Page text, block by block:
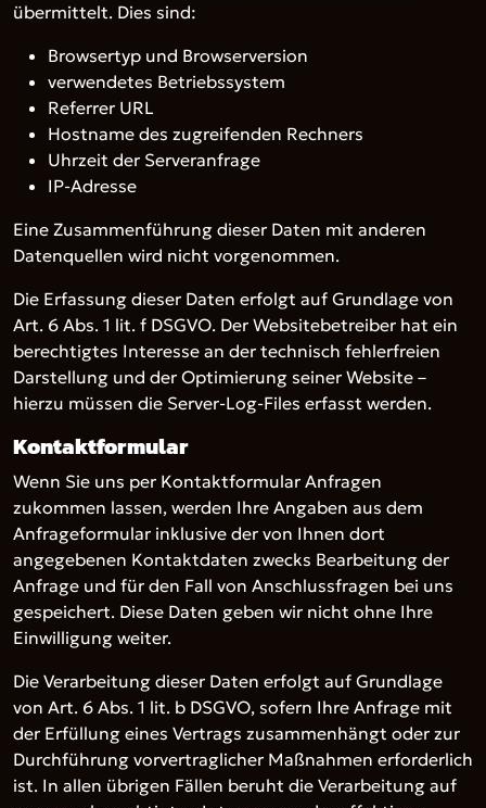
übermittelt. Dies sind:
Browsertyp und Browserversion
verwendetes Betriebssystem
Referrer URL
Hostname des zugreifenden Rechners
Uhrzeit der Serveranfrage
IP-Adresse
Eine Zusammenführung dieser Daten mit anderen
Datenquellen wird nicht vorgenommen.
Die Erfassung dieser Daten erfolgt auf Grundlage von
Art. 6 Abs. 1 lit. f DSGVO. Der Websitebetreiber hat ein
berechtigtes Interesse an der technisch fehlerfreien
Darstellung und der Optimierung seiner Website –
hierzu müssen die Server-Log-Files erfasst werden.
Kontaktformular
Wenn Sie uns per Kontaktformular Anfragen
zukommen lassen, werden Ihre Angaben aus dem
Anfrageformular inklusive der von Ihnen dort
angegebenen Kontaktdaten zwecks Bearbeitung der
Anfrage und für den Fall von Anschlussfragen bei uns
gespeichert. Diese Daten geben wir nicht ohne Ihre
Einwilligung weiter.
Die Verarbeitung dieser Daten erfolgt auf Grundlage
von Art. 6 Abs. 1 lit. b DSGVO, sofern Ihre Anfrage mit
der Erfüllung eines Vertrags zusammenhängt oder zur
Durchführung vorvertraglicher Maßnahmen erforderlich
ist. In allen übrigen Fällen beruht die Verarbeitung auf